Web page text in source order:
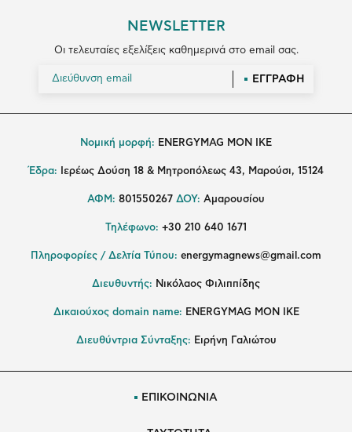
NEWSLETTER
Οι τελευταίες εξελίξεις καθημερινά στο email σας.
ΕΓΓΡΑΦΗ
Νομική μορφή: ENERGYMAG MON IKE
Έδρα: Ιερέως Δούση 18 & Μητροπόλεως 43, Μαρούσι, 15124
ΑΦΜ: 801550267 ΔΟΥ: Αμαρουσίου
Τηλέφωνο: +30 210 640 1671
Πληροφορίες / Δελτία Τύπου: energymagnews@gmail.com
Διευθυντής: Νικόλαος Φιλιππίδης
Δικαιούχος domain name: ENERGYMAG ΜΟΝ ΙΚΕ
Διευθύντρια Σύνταξης: Ειρήνη Γαλιώτου
ΕΠΙΚΟΙΝΩΝΙΑ